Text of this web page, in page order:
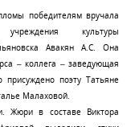
победителям вручала
культуры
Авакян А.С. Она
– коллега – заведующая
поэту Татьяне
Малаховой.
Жюри в составе Виктора